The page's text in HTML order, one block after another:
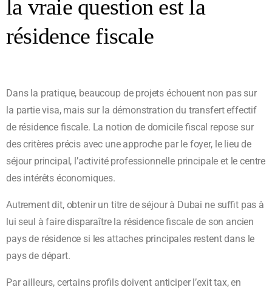
la vraie question est la
résidence fiscale
Dans la pratique, beaucoup de projets échouent non pas sur
la partie visa, mais sur la démonstration du transfert effectif
de résidence fiscale. La notion de domicile fiscal repose sur
des critères précis avec une approche par le foyer, le lieu de
séjour principal, l’activité professionnelle principale et le centre
des intérêts économiques.
Autrement dit, obtenir un titre de séjour à Dubai ne suffit pas à
lui seul à faire disparaître la résidence fiscale de son ancien
pays de résidence si les attaches principales restent dans le
pays de départ.
Par ailleurs, certains profils doivent anticiper l’exit tax, en